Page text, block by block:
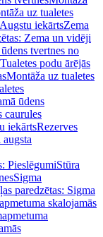
uz tualetes
iekārtsZema
Zema un vidēji
tvertnes no
podu ārējās
Montāža uz tualetes
ūdens
caurules
iekārtsRezerves
PieslēgumiStūra
Sigma
paredzētas: Sigma
skalojamās